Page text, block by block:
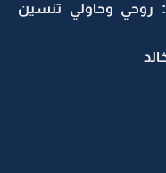
روحي وحاولي تنسين